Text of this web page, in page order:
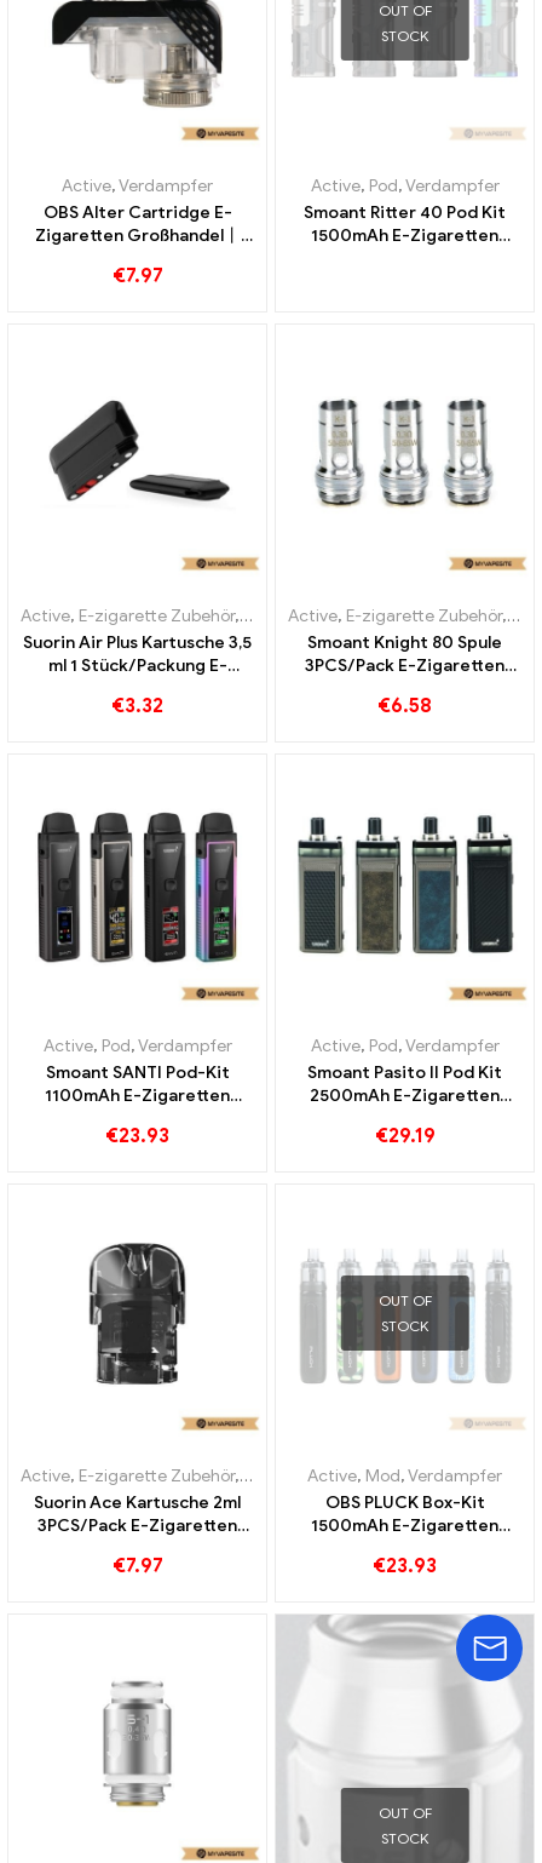
Active,Verdampfer
OBS Alter Cartridge E-
Zigaretten Großhandel丨
€7.97
OUT OF
STOCK
Active, Pod,Verdampfer
Smoant Ritter 40 Pod Kit
1500mAh E-Zigaretten
Active, E-zigarette Zubehör, Verdampfer
Suorin Air Plus Kartusche 3,5
ml 1 Stück/Packung E-
Custom
€3.32
Active, E-zigarette Zubehör,
Smoant Knight 80 Spule
3PCS/Pack E-Zigaretten
€6.58
Active, Pod,Verdampfer
Smoant SANTI Pod-Kit
1100mAh E-Zigaretten
€23.93
Active, Pod,Verdampfer
Smoant Pasito II Pod Kit
2500mAh E-Zigaretten
€29.19
Active, E-zigarette Zubehör, Verdampfer
Suorin Ace Kartusche 2ml
3PCS/Pack E-Zigaretten
€7.97
OUT OF
STOCK
Active, Mod,Verdampfer
OBS PLUCK Box-Kit
1500mAh E-Zigaretten
€23.93
OUT OF
STOCK